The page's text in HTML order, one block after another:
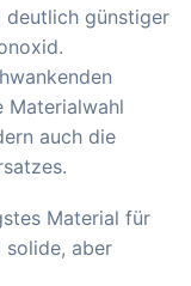
deutlich günstiger
Materialwahl
auch die
Material für
solide, aber